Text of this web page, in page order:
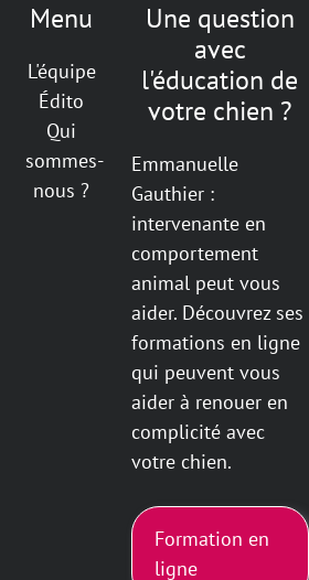
Menu
L'équipe
Édito
Qui
sommes-
nous ?
Une question
avec
l'éducation de
votre chien ?
Emmanuelle
Gauthier :
intervenante en
comportement
animal peut vous
aider. Découvrez ses
formations en ligne
qui peuvent vous
aider à renouer en
complicité avec
votre chien.
Formation en
ligne